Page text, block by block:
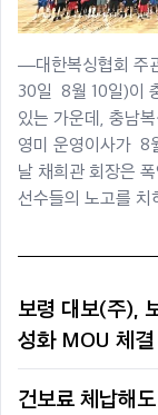
―대한복싱협회 주
30일 8월 10일)이
있는 가운데, 충남
영미 운영이사가 8
날 채희관 회장은
선수들의 노고를 치
보령 대보(주),
성화 MOU 체결
건보료 체납해